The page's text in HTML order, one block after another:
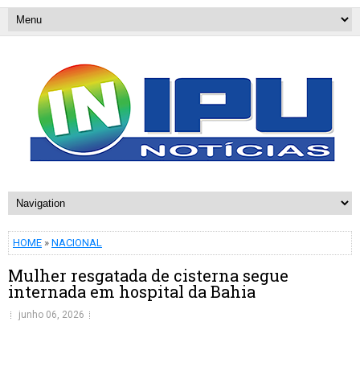
HOME » NACIONAL
Mulher resgatada de cisterna segue
internada em hospital da Bahia
junho 06, 2026